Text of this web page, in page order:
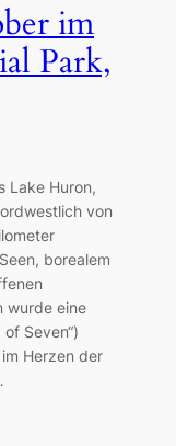
im
Park,
Lake Huron,
von
borealem
wurde eine
Seven“)
Herzen der